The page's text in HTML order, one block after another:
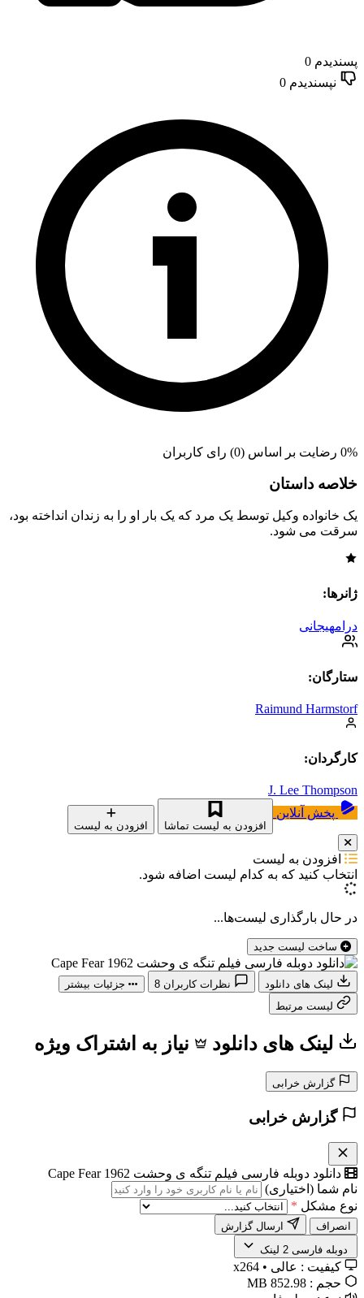
پسندیدم 0
نپسندیدم 0
0% رضایت بر اساس (0) رای کاربران
خلاصه داستان
یک خانواده وکیل توسط یک مرد که یک بار او را به زندان انداخته بود،
سرقت می شود.
ژانرها:
درامهیجانی
ستارگان:
Raimund Harmstorf
کارگردان:
J. Lee Thompson
پخش آنلاین
افزودن به لیست تماشا افزودن به لیست
افزودن به لیست
انتخاب کنید که به کدام لیست اضافه شود.
در حال بارگذاری لیست‌ها...
8
جزئیات بیشتر
لینک های دانلود نیاز به اشتراک ویژه
گزارش خرابی
گزارش خرابی
دانلود دوبله فارسی فیلم تنگه ی وحشت Cape Fear 1962
نام شما (اختیاری)
نوع مشکل *
انصراف
️ دوبله فارسی 2 لینک
کیفیت : عالی • x264
حجم : 852.98 MB